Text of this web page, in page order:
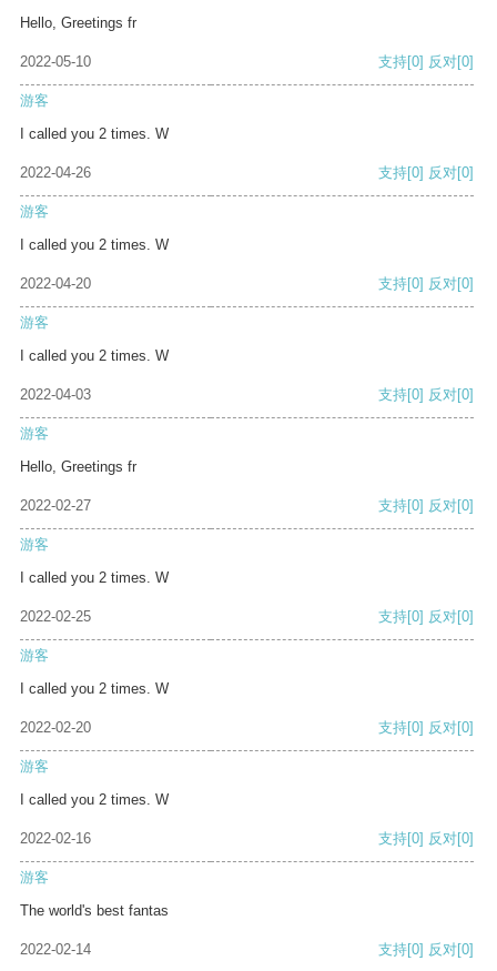
Hello, Greetings fr
2022-05-10 支持[0] 反对[0]
游客
I called you 2 times. W
2022-04-26 支持[0] 反对[0]
游客
I called you 2 times. W
2022-04-20 支持[0] 反对[0]
游客
I called you 2 times. W
2022-04-03 支持[0] 反对[0]
游客
Hello, Greetings fr
2022-02-27 支持[0] 反对[0]
游客
I called you 2 times. W
2022-02-25 支持[0] 反对[0]
游客
I called you 2 times. W
2022-02-20 支持[0] 反对[0]
游客
I called you 2 times. W
2022-02-16 支持[0] 反对[0]
游客
The world's best fantas
2022-02-14 支持[0] 反对[0]